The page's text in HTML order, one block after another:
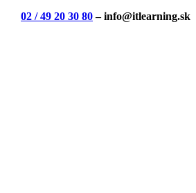
02 / 49 20 30 80– info@itlearning.sk